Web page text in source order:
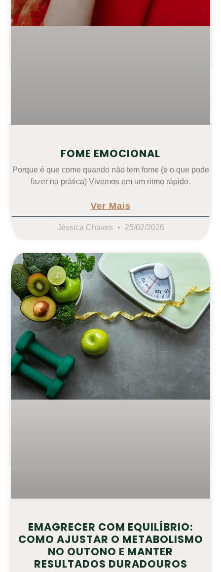
FOME EMOCIONAL
Porque é que come quando não tem fome (e o que pode
fazer na prática) Vivemos em um ritmo rápido.
Ver Mais
Jéssica Chaves 25/02/2026
EMAGRECER COM EQUILÍBRIO:
COMO AJUSTAR O METABOLISMO
NO OUTONO E MANTER
RESULTADOS DURADOUROS